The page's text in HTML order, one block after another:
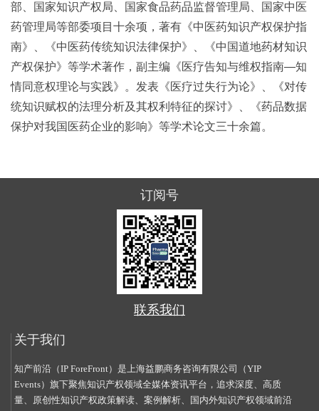
部、国家知识产权局、国家食品药品监督管理局、国家中医
药管理局等部委项目十余项，著有《中医药知识产权保护指
南》、《中医药传统知识法律保护》、《中国道地药材知识
产权保护》等学术著作，副主编《医疗告知与维权指南—知
情同意权理论与实践》。发表《医疗过失行为论》、《对传
统知识赋权的法理分析及其权利特征的探讨》、《药品数据
保护对我国医药企业的影响》等学术论文三十余篇。
订阅号
联系我们
关于我们
知产前沿（IP ForeFront）是上海益鹏商务咨询有限公司（YIP
Events）旗下聚焦知识产权领域全媒体资讯平台，追求深度、高质
量、原创性知识产权政策解读、案例解析、国内外知识产权领域前沿